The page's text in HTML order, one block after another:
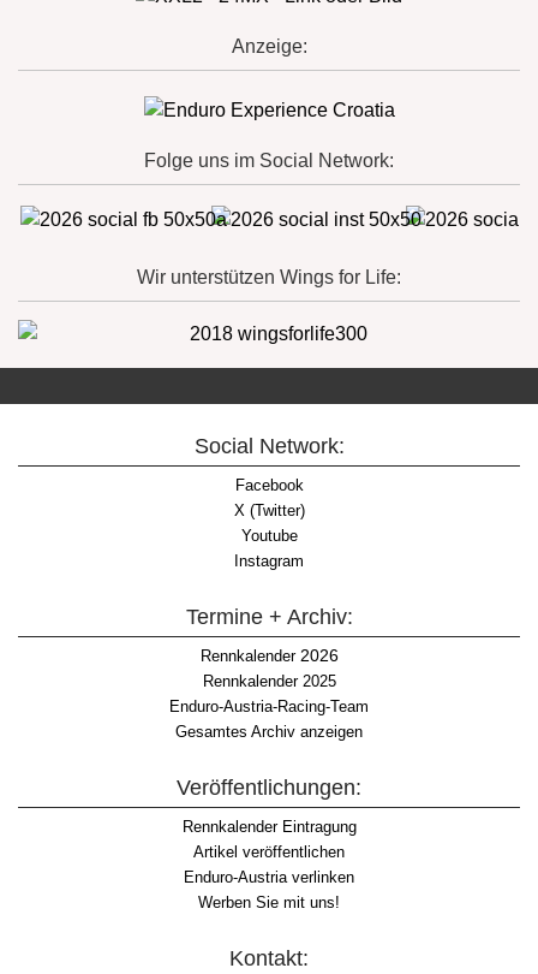
Anzeige:
Folge uns im Social Network:
Wir unterstützen Wings for Life:
Social Network:
Facebook
X (Twitter)
Youtube
Instagram
Termine + Archiv:
Rennkalender2026
Rennkalender 2025
Enduro-Austria-Racing-Team
Gesamtes Archiv anzeigen
Veröffentlichungen:
Rennkalender Eintragung
Artikel veröffentlichen
Enduro-Austria verlinken
Werben Sie mit uns!
Kontakt: